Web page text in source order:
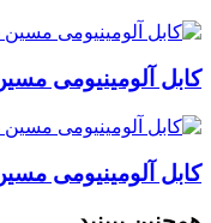
کابل آلومینیومی مسین 16+25*3 فروش
کابل آلومینیومی مسین 25+50*3 قیمت